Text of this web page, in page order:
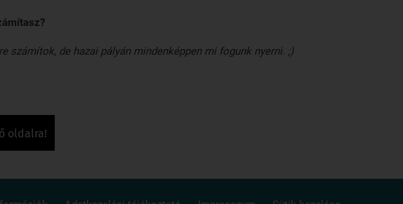
számítok, de hazai pályán mindenképpen mi fogunk nyerni. ;)
oldalra!